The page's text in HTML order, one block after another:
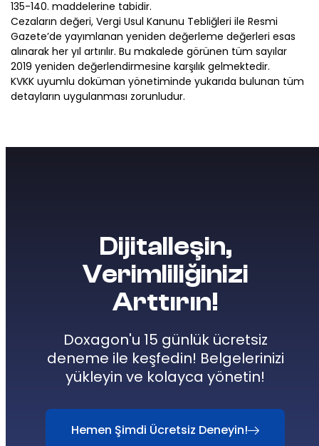
135-140. maddelerine tabidir.
Cezaların değeri, Vergi Usul Kanunu Tebliğleri ile Resmi
Gazete’de yayımlanan yeniden değerleme değerleri esas
alınarak her yıl artırılır. Bu makalede görünen tüm sayılar
2019 yeniden değerlendirmesine karşılık gelmektedir.
KVKK uyumlu doküman yönetiminde yukarıda bulunan tüm
detayların uygulanması zorunludur.
Dijitalleşin,
Verimliliğinizi
Arttırın!
Doxagon'u 15 günlük ücretsiz
deneme ile keşfedin! Belgelerinizi
yükleyin ve kolayca yönetin!
Hemen Şimdi Ücretsiz Deneyin!